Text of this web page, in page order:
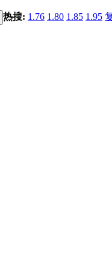
热搜: 1.76 1.80 1.85 1.95